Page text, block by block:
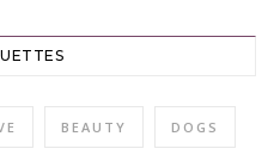
BEAUTY DOGS